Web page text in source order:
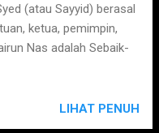
(atau Sayyid) berasal
ketua, pemimpin,
Nas adalah Sebaik-
LIHAT PENUH